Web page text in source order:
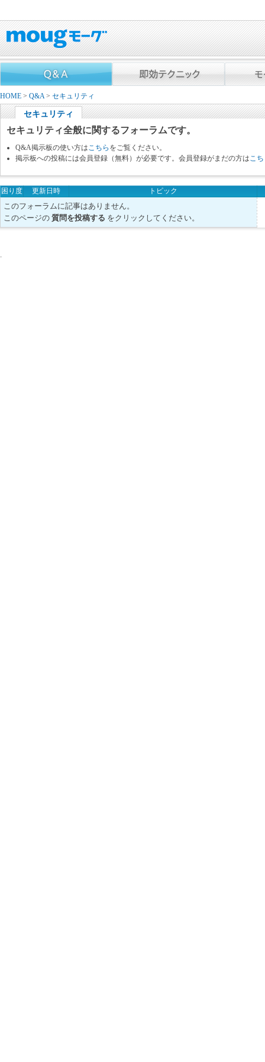
HOME > Q&A> セキュリティ
セキュリティ
セキュリティ全般に関するフォーラムです。
Q&A掲示板の使い方は こちら をご覧ください。
掲示板への投稿には会員登録（無料）が必要です。会員登録がまだの方は こ
困り度 更新日時 トピック
このフォーラムに記事はありません。
このページの 質問を投稿する をクリックしてください。